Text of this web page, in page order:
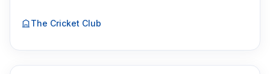
The Cricket Club